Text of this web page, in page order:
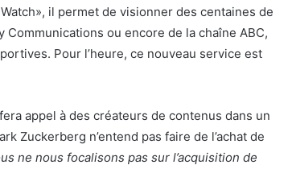
il permet de visionner des centaines de
ou encore de la chaîne ABC,
Pour l’heure, ce nouveau service est
fera appel à des créateurs de contenus dans un
Zuckerberg n’entend pas faire de l’achat de
ne nous focalisons pas sur l’acquisition de